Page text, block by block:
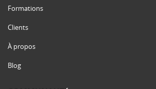
Formations
Clients
À propos
Blog